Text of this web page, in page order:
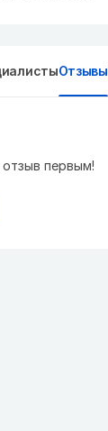
Отзывы
первым!